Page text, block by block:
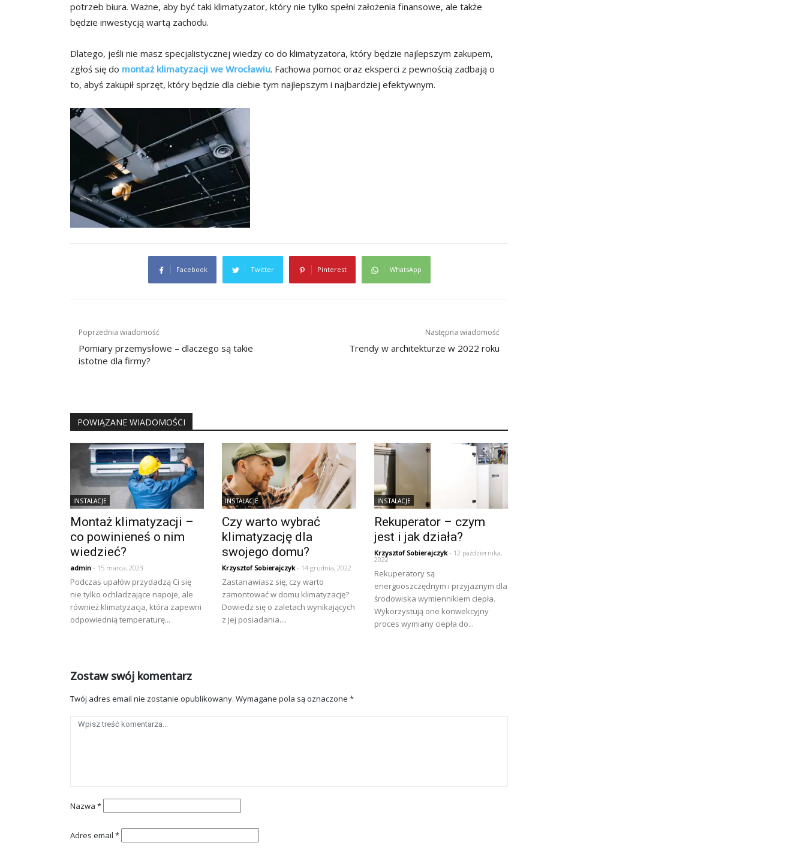
potrzeb biura. Ważne, aby być taki klimatyzator, który nie tylko spełni założenia finansowe, ale także
będzie inwestycją wartą zachodu.
Dlatego, jeśli nie masz specjalistycznej wiedzy co do klimatyzatora, który będzie najlepszym zakupem,
zgłoś się do montaż klimatyzacji we Wrocławiu. Fachowa pomoc oraz eksperci z pewnością zadbają o
to, abyś zakupił sprzęt, który będzie dla ciebie tym najlepszym i najbardziej efektywnym.
Facebook Twitter Pinterest WhatsApp
Nawigacja
wpisu
Poprzednia wiadomość
Pomiary przemysłowe – dlaczego są takie
istotne dla firmy?
Następna wiadomość
Trendy w architekturze w 2022 roku
POWIĄZANE WIADOMOŚCI
INSTALACJE
Montaż klimatyzacji –
co powinieneś o nim
wiedzieć?
admin - 15 marca, 2023
Podczas upałów przydadzą Ci się
nie tylko ochładzające napoje, ale
również klimatyzacja, która zapewni
odpowiednią temperaturę...
INSTALACJE
Czy warto wybrać
klimatyzację dla
swojego domu?
Krzysztof Sobierajczyk- 14 grudnia, 2022
Zastanawiasz się, czy warto
zamontować w domu klimatyzację?
Dowiedz się o zaletach wynikających
z jej posiadania....
INSTALACJE
Rekuperator – czym
jest i jak działa?
Krzysztof Sobierajczyk- 12 października,
2022
Rekuperatory są
energooszczędnym i przyjaznym dla
środowiska wymiennikiem ciepła.
Wykorzystują one konwekcyjny
proces wymiany ciepła do...
Zostaw swój komentarz
Twój adres email nie zostanie opublikowany. Wymagane pola są oznaczone *
Nazwa *
Adres email *